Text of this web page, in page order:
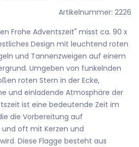
Artikelnummer: 2226
Frohe Adventszeit" misst ca. 90 x
Design mit leuchtend roten
und Tannenzweigen auf einem
Umgeben von funkelnden
roten Stern in der Ecke,
und einladende Atmosphäre der
ist eine bedeutende Zeit im
die Vorbereitung auf
oft mit Kerzen und
Diese Flagge besteht aus